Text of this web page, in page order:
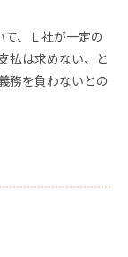
、Ｌ社が一定の
払は求めない、と
務を負わないとの